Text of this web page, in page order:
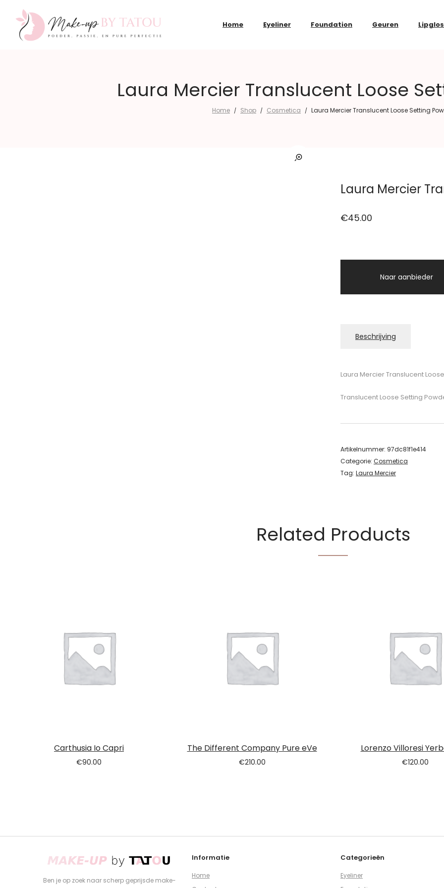
Home Eyeliner Foundation Geuren
Laura Mercier Translucent Loose
Home / Shop / Cosmetica / Laura Mercier Translucent Loose Setting
Laura Mercier
€45.00
Naar aanbieder
Beschrijving
Laura Mercier Translucent
Translucent Loose Setting
Artikelnummer: 97dc81f1e414
Categorie: Cosmetica
Tag: Laura Mercier
Related Products
Carthusia Io Capri
€90.00
The Different Company Pure eVe
€210.00
Lorenzo Villoresi
€120.00
Ben je op zoek naar scherp geprijsde make-
Informatie
Home
Categorieën
Eyeliner